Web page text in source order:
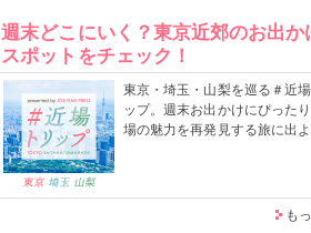
週末どこにいく？東京近郊のお出か
スポットをチェック！
東京・埼玉・山梨を巡る＃近場
ップ。週末お出かけにぴった
場の魅力を再発見する旅に出よ
も